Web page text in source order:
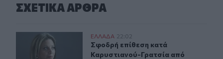
ΣΧΕΤΙΚA AΡΘΡΑ
Σφοδρή επίθεση κατά Καρυστιανού-Γρατσία από
ΕΛΛAΔΑ 22:02
Σφοδρή επίθεση κατά
Σφοδρή επίθεση κατά
Καρυστιανού-Γρατσία από